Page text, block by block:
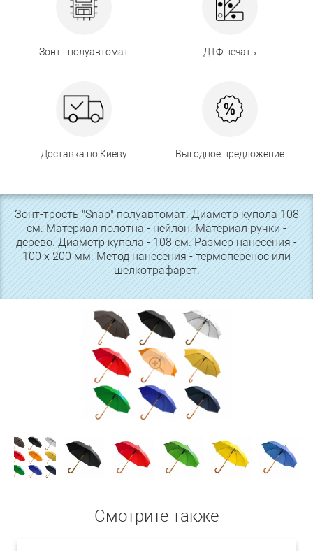
Зонт - полуавтомат ДТФ печать
Доставка по Киеву Выгодное предложение
Зонт-трость "Snap" полуавтомат. Диаметр купола 108
см. Материал полотна - нейлон. Материал ручки -
дерево. Диаметр купола - 108 см. Размер нанесения -
100 х 200 мм. Метод нанесения - термоперенос или
шелкотрафарет.
Смотрите также